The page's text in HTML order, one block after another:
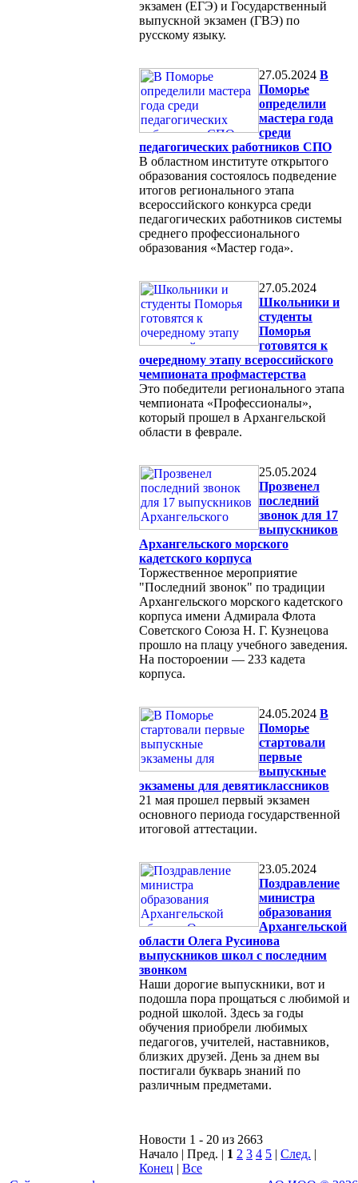
экзамен (ЕГЭ) и Государственный
выпускной экзамен (ГВЭ) по
русскому языку.
27.05.2024 В
Поморье
определили
мастера года
среди
педагогических работников СПО
В областном институте открытого
образования состоялось подведение
итогов регионального этапа
всероссийского конкурса среди
педагогических работников системы
среднего профессионального
образования «Мастер года».
27.05.2024
Школьники и
студенты
Поморья
готовятся к
очередному этапу всероссийского
чемпионата профмастерства
Это победители регионального этапа
чемпионата «Профессионалы»,
который прошел в Архангельской
области в феврале.
25.05.2024
Прозвенел
последний
звонок для 17
выпускников
Архангельского морского
кадетского корпуса
Торжественное мероприятие
"Последний звонок" по традиции
Архангельского морского кадетского
корпуса имени Адмирала Флота
Советского Союза Н. Г. Кузнецова
прошло на плацу учебного заведения.
На постороении — 233 кадета
корпуса.
24.05.2024 В
Поморье
стартовали
первые
выпускные
экзамены для девятиклассников
21 мая прошел первый экзамен
основного периода государственной
итоговой аттестации.
23.05.2024
Поздравление
министра
образования
Архангельской
области Олега Русинова
выпускников школ с последним
звонком
Наши дорогие выпускники, вот и
подошла пора прощаться с любимой и
родной школой. Здесь за годы
обучения приобрели любимых
педагогов, учителей, наставников,
близких друзей. День за днем вы
постигали букварь знаний по
различным предметами.
Новости 1 - 20 из 2663
Начало | Пред. | 1 2 3 4 5 | След. |
Конец | Все